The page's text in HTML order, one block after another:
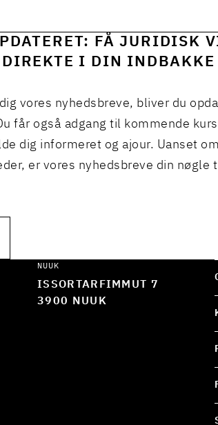
FÅ JURIDISK
DIREKTE I DIN INDBAKKE
vores nyhedsbreve, bliver du
får også adgang til kommende
dig informeret og ajour. Uanset
er vores nyhedsbreve din nøgle
NUUK
ISSORTARFIMMUT 7
3900 NUUK